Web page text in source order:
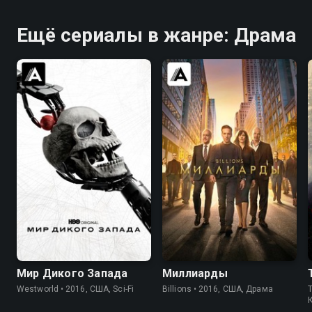
Ещё сериалы в жанре: Драма
8.4
Мир Дикого Запада
Westworld • 2016, США, Sci-Fi
8.4 8.3
Миллиарды
Billions • 2016, США, Драма